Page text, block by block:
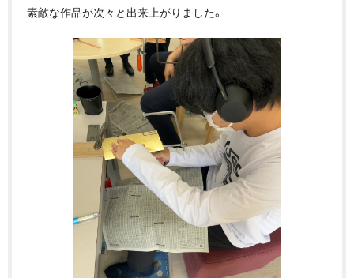
素敵な作品が次々と出来上がりました。